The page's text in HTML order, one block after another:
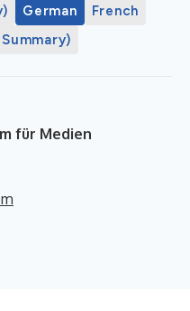
German
French
für Medien